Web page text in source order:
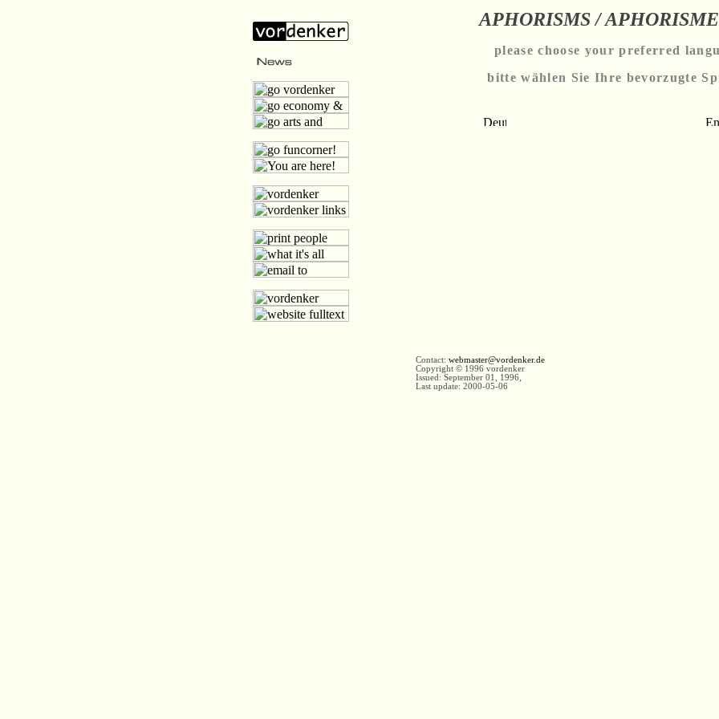
APHORISMS /
please choose your preferred
bitte wählen Sie Ihre bevorzugte
Contact: webmaster@vordenker.de
Copyright © 1996 vordenker
Issued: September 01, 1996,
Last update: 2000-05-06